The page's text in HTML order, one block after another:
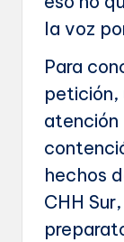
la voz
Para
petición,
atención
hechos
CHH